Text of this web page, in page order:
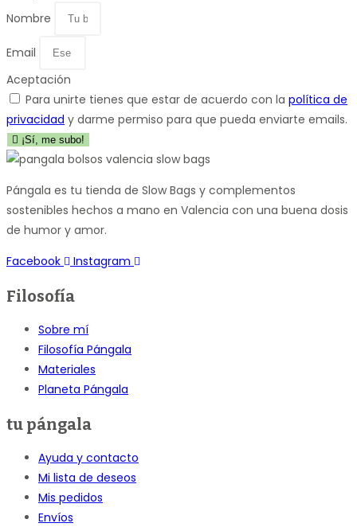
Nombre
Email
Aceptación
Para unirte tienes que estar de acuerdo con la política de
privacidad y darme permiso para que pueda enviarte emails.
¡Sí, me subo!
Pángala es tu tienda de Slow Bags y complementos
sostenibles hechos a mano en Valencia con una buena dosis
de humor y amor.
Facebook
Instagram
Filosofía
Sobre mí
Filosofía Pángala
Materiales
Planeta Pángala
tu pángala
Ayuda y contacto
Mi lista de deseos
Mis pedidos
Envíos